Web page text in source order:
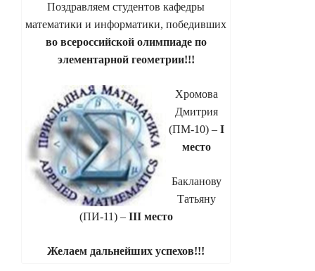
Поздравляем студентов кафедры
математики и информатики, победивших
во всероссийской олимпиаде по
элементарной геометрии!!!
Хромова
Дмитрия
(ПМ-10) – I
место
Бакланову
Татьяну
(ПИ-11) – IIIместо
Желаем дальнейших успехов!!!